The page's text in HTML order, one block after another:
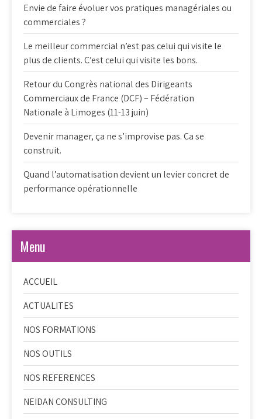
Envie de faire évoluer vos pratiques managériales ou
commerciales ?
Le meilleur commercial n’est pas celui qui visite le
plus de clients. C’est celui qui visite les bons.
Retour du Congrès national des Dirigeants
Commerciaux de France (DCF) – Fédération
Nationale à Limoges (11-13 juin)
Devenir manager, ça ne s’improvise pas. Ca se
construit.
Quand l’automatisation devient un levier concret de
performance opérationnelle
Menu
ACCUEIL
ACTUALITES
NOS FORMATIONS
NOS OUTILS
NOS REFERENCES
NEIDAN CONSULTING